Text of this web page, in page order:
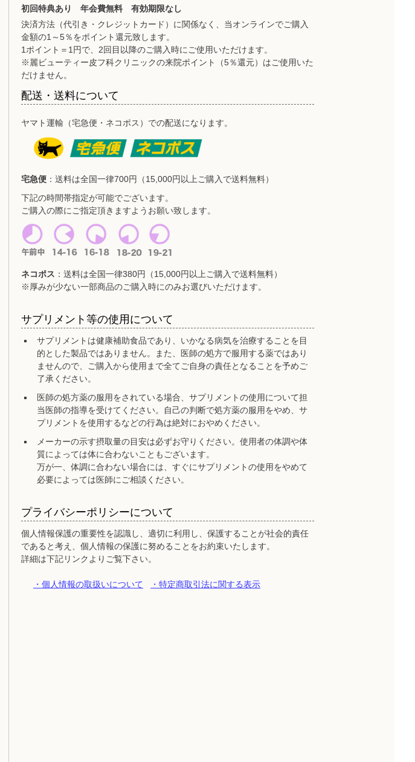
初回特典あり 年会費無料 有効期限なし
決済方法（代引き・クレジットカード）に関係なく、当オンラインでご購入
金額の1～5％をポイント還元致します。
1ポイント＝1円で、2回目以降のご購入時にご使用いただけます。
※麗ビューティー皮フ科クリニックの来院ポイント（5％還元）はご使用いた
だけません。
配送・送料について
ヤマト運輸（宅急便・ネコポス）での配送になります。
宅急便：送料は全国一律700円（15,000円以上ご購入で送料無料）
下記の時間帯指定が可能でございます。
ご購入の際にご指定頂きますようお願い致します。
ネコポス ：送料は全国一律380円（15,000円以上ご購入で送料無料）
※厚みが少ない一部商品のご購入時にのみお選びいただけます。
サプリメント等の使用について
サプリメントは健康補助食品であり、いかなる病気を治療することを目
的とした製品ではありません。また、医師の処方で服用する薬ではあり
ませんので、ご購入から使用まで全てご自身の責任となることを予めご
了承ください。
医師の処方薬の服用をされている場合、サプリメントの使用について担
当医師の指導を受けてください。自己の判断で処方薬の服用をやめ、サ
プリメントを使用するなどの行為は絶対におやめください。
メーカーの示す摂取量の目安は必ずお守りください。使用者の体調や体
質によっては体に合わないこともございます。
万が一、体調に合わない場合には、すぐにサプリメントの使用をやめて
必要によっては医師にご相談ください。
プライバシーポリシーについて
個人情報保護の重要性を認識し、適切に利用し、保護することが社会的責任
であると考え、個人情報の保護に努めることをお約束いたします。
詳細は下記リンクよりご覧下さい。
・個人情報の取扱いについて ・特定商取引法に関する表示